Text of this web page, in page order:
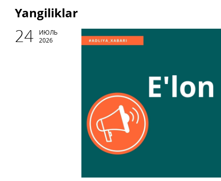
Yangiliklar
24
ИЮЛЬ
2026